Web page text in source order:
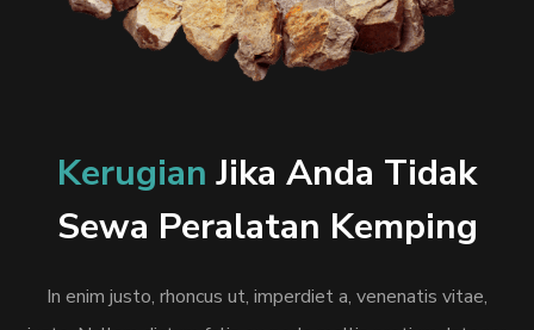
Kerugian Jika Anda Tidak
Sewa Peralatan Kemping
In enim justo, rhoncus ut, imperdiet a, venenatis vitae,